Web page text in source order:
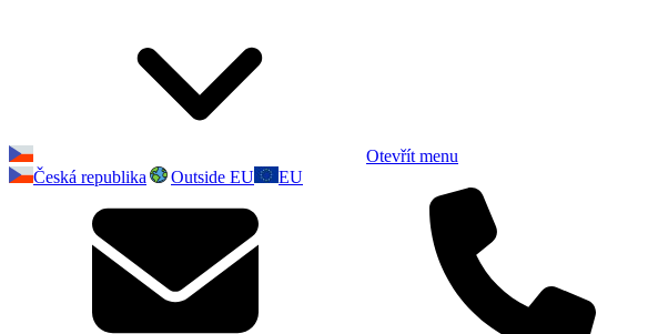
Otevřít menu
Česká republika
Outside EU EU